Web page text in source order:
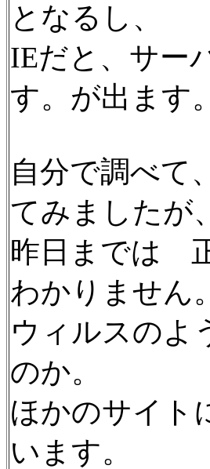
となるし、
IEだと、サー
す。が出ます。
自分で調べて
てみましたが
昨日までは
わかりません。
ウィルスのよ
のか。
ほかのサイ
います。